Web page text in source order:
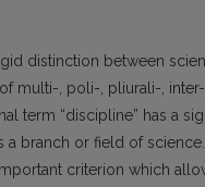
distinction between
multi-, poli-, pliurali-,
term “discipline” has a
a branch or field of
criterion which